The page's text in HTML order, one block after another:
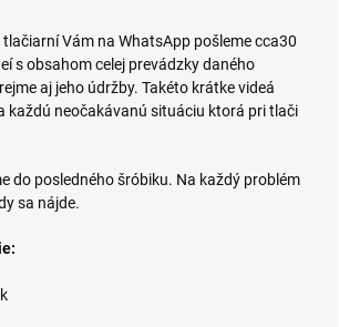
tlačiarní Vám na WhatsApp pošleme cca30
s obsahom celej prevádzky daného
aj jeho údržby. Takéto krátke videá
každú neočakávanú situáciu ktorá pri tlači
do posledného šróbiku. Na každý problém
sa nájde.